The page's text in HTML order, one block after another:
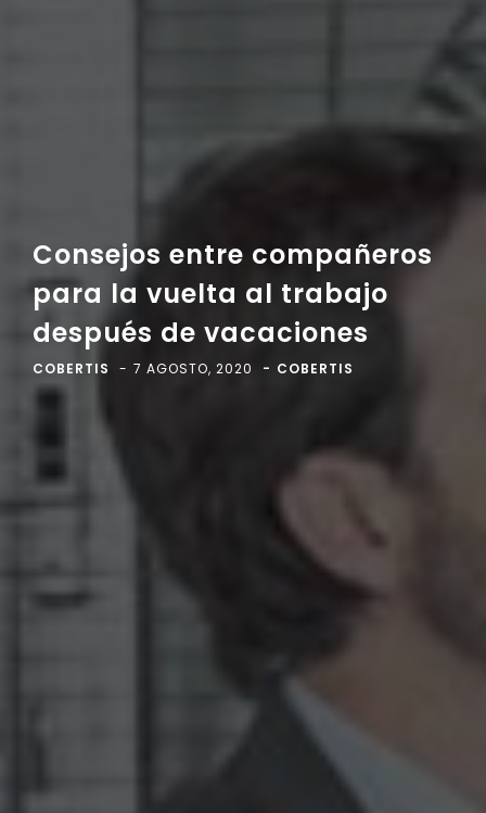
Consejos entre compañeros
para la vuelta al trabajo
después de vacaciones
COBERTIS 7 AGOSTO, 2020 COBERTIS